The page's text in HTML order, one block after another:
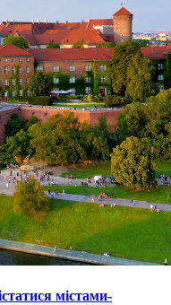
містами-